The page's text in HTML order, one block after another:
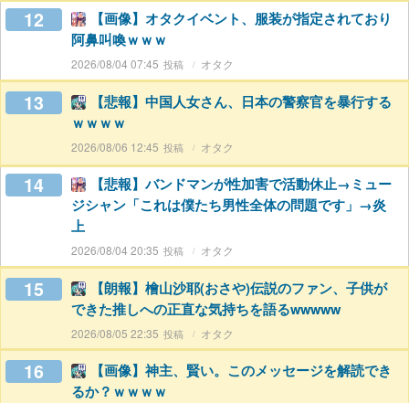
12
【画像】オタクイベント、服装が指定されており
阿鼻叫喚ｗｗｗ
2026/08/04 07:45 オタク
13
【悲報】中国人女さん、日本の警察官を暴行する
ｗｗｗｗ
2026/08/06 12:45 オタク
14
【悲報】バンドマンが性加害で活動休止→ミュー
ジシャン「これは僕たち男性全体の問題です」→炎
上
2026/08/04 20:35 オタク
15
【朗報】檜山沙耶(おさや)伝説のファン、子供が
できた推しへの正直な気持ちを語るwwwww
2026/08/05 22:35 オタク
16
【画像】神主、賢い。このメッセージを解読でき
るか？ｗｗｗｗ